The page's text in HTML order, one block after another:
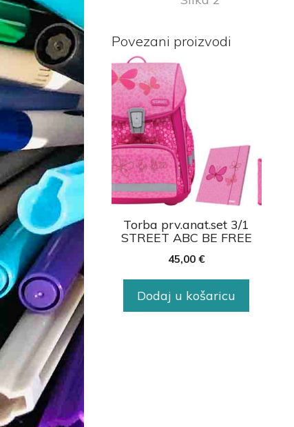
Povezani proizvodi
Torba prv.anat.set 3/1
STREET ABC BE FREE
45,00 €
Dodaj u košaricu